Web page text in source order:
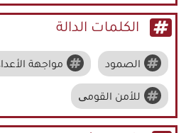
الكلمات الدالة
الصمود مواجهة
للأمن القومی